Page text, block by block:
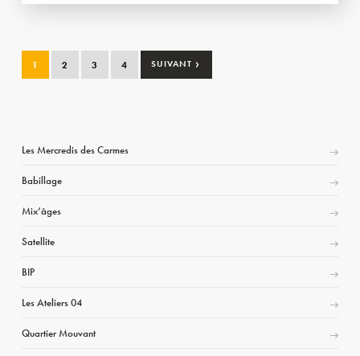
1 2 3 4 SUIVANT ›
Les Mercredis des Carmes
Babillage
Mix’âges
Satellite
BIP
Les Ateliers 04
Quartier Mouvant